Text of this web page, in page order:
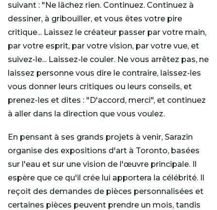
suivant : "Ne lâchez rien. Continuez. Continuez à
dessiner, à gribouiller, et vous êtes votre pire
critique... Laissez le créateur passer par votre main,
par votre esprit, par votre vision, par votre vue, et
suivez-le... Laissez-le couler. Ne vous arrêtez pas, ne
laissez personne vous dire le contraire, laissez-les
vous donner leurs critiques ou leurs conseils, et
prenez-les et dites : "D'accord, merci", et continuez
à aller dans la direction que vous voulez.
En pensant à ses grands projets à venir, Sarazin
organise des expositions d'art à Toronto, basées
sur l'eau et sur une vision de l'œuvre principale. Il
espère que ce qu'il crée lui apportera la célébrité. Il
reçoit des demandes de pièces personnalisées et
certaines pièces peuvent prendre un mois, tandis